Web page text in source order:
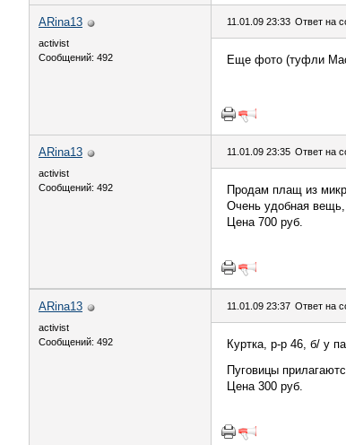
ARina13
activist
Сообщений: 492
11.01.09 23:33 Ответ на
Еще фото (туфли
ARina13
activist
Сообщений: 492
11.01.09 23:35 Ответ на
Продам плащ из
Очень удобная вещь,
Цена 700 руб.
ARina13
activist
Сообщений: 492
11.01.09 23:37 Ответ на
Куртка, р-р 46, б/ у
Пуговицы
Цена 300 руб.